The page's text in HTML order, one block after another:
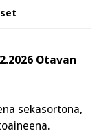
Otavan
sekasortona,